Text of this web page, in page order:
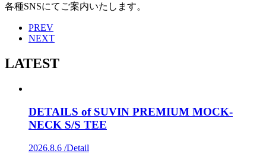
各種SNSにてご案内いたします。
PREV
NEXT
LATEST
DETAILS of SUVIN PREMIUM MOCK-
NECK S/S TEE
2026.8.6 /Detail